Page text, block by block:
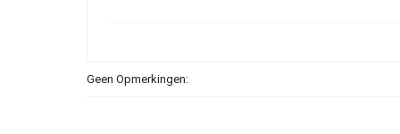
Geen Opmerkingen: